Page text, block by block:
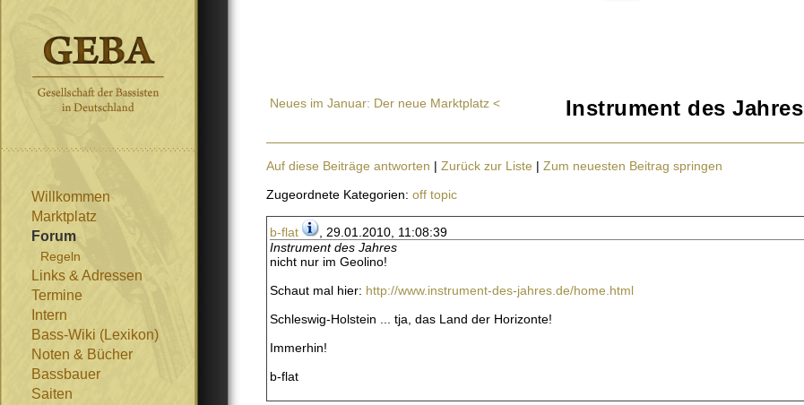
Willkommen
Marktplatz
Forum
Regeln
Links & Adressen
Termine
Intern
Bass-Wiki (Lexikon)
Noten & Bücher
Bassbauer
Saiten
Neues im Januar: Der neue Marktplatz < Instrument des Jahres
Auf diese Beiträge antworten | Zurück zur Liste | Zum neuesten Beitrag springen
Zugeordnete Kategorien: off topic
b-flat
, 29.01.2010, 11:08:39
Instrument des Jahres
nicht nur im Geolino!
Schaut mal hier: http://www.instrument-des-jahres.de/home.html
Schleswig-Holstein ... tja, das Land der Horizonte!
Immerhin!
b-flat